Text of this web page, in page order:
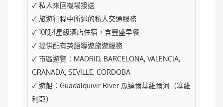
✓ 私人來回機場接送
✓ 旅遊行程中所述的私人交通服務
✓ 10晚4星級酒店住宿，含豐盛早餐
✓ 提供配有英語導遊旅遊服務
✓ 市區遊覽：MADRID, BARCELONA, VALENCIA,
GRANADA, SEVILLE, CORDOBA
✓ 遊船：Guadalquivir River 瓜達爾基維爾河（塞維
利亞）